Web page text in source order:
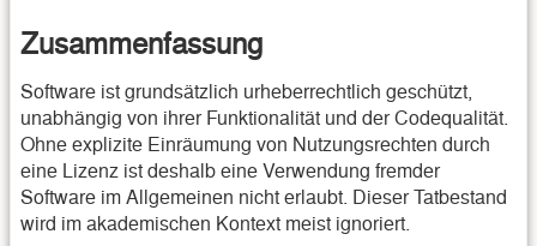
Zusammenfassung
Software ist grundsätzlich urheberrechtlich geschützt,
unabhängig von ihrer Funktionalität und der Codequalität.
Ohne explizite Einräumung von Nutzungsrechten durch
eine Lizenz ist deshalb eine Verwendung fremder
Software im Allgemeinen nicht erlaubt. Dieser Tatbestand
wird im akademischen Kontext meist ignoriert.